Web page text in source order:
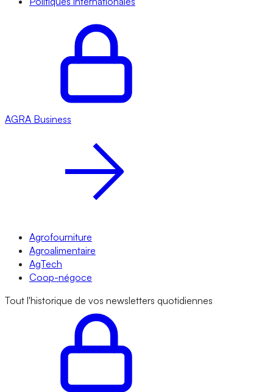
AGRA Business
Agrofourniture
Agroalimentaire
AgTech
Coop-négoce
Tout l'historique de vos newsletters quotidiennes